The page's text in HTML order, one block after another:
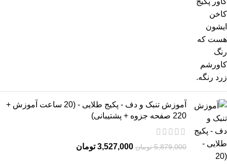
آموزش تنبک و دف - پکیج طلایی - (20 ساعت آموزش +
220 صفحه جزوه + پشتیبانی)
5,879,000 تومان 3,527,000 تومان